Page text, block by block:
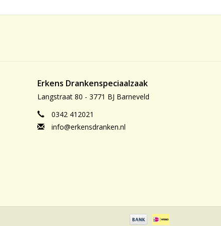
Erkens Drankenspeciaalzaak
Langstraat 80 - 3771 BJ Barneveld
0342 412021
info@erkensdranken.nl